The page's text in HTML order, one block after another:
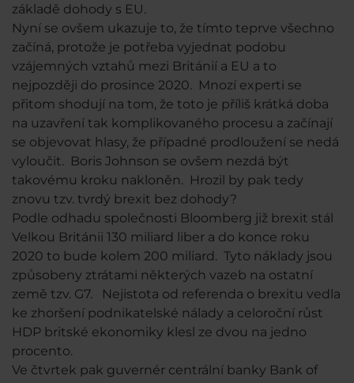
základě dohody s EU.
Nyní se ovšem ukazuje to, že tímto teprve všechno
začíná, protože je potřeba vyjednat podobu
vzájemných vztahů mezi Británií a EU a to
nejpozději do prosince 2020. Mnozí experti se
přitom shodují na tom, že toto je příliš krátká doba
na uzavření tak komplikovaného procesu a začínají
se objevovat hlasy, že případné prodloužení se nedá
vyloučit. Boris Johnson se ovšem nezdá být
takovému kroku nakloněn. Hrozil by pak tedy
znovu tzv. tvrdý brexit bez dohody?
Podle odhadu společnosti Bloomberg již brexit stál
Velkou Británii 130 miliard liber a do konce roku
2020 to bude kolem 200 miliard. Tyto náklady jsou
způsobeny ztrátami některých vazeb na ostatní
země tzv. G7. Nejistota od referenda o brexitu vedla
ke zhoršení podnikatelské nálady a celoroční růst
HDP britské ekonomiky klesl ze dvou na jedno
procento.
Ve čtvrtek pak guvernér centrální banky Bank of